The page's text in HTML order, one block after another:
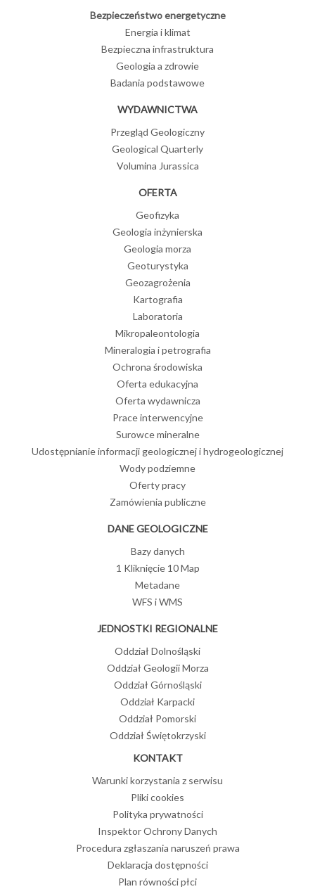
Bezpieczeństwo energetyczne
Energia i klimat
Bezpieczna infrastruktura
Geologia a zdrowie
Badania podstawowe
WYDAWNICTWA
Przegląd Geologiczny
Geological Quarterly
Volumina Jurassica
OFERTA
Geofizyka
Geologia inżynierska
Geologia morza
Geoturystyka
Geozagrożenia
Kartografia
Laboratoria
Mikropaleontologia
Mineralogia i petrografia
Ochrona środowiska
Oferta edukacyjna
Oferta wydawnicza
Prace interwencyjne
Surowce mineralne
Udostępnianie informacji geologicznej i hydrogeologicznej
Wody podziemne
Oferty pracy
Zamówienia publiczne
DANE GEOLOGICZNE
Bazy danych
1 Kliknięcie 10 Map
Metadane
WFS i WMS
JEDNOSTKI REGIONALNE
Oddział Dolnośląski
Oddział Geologii Morza
Oddział Górnośląski
Oddział Karpacki
Oddział Pomorski
Oddział Świętokrzyski
KONTAKT
Warunki korzystania z serwisu
Pliki cookies
Polityka prywatności
Inspektor Ochrony Danych
Procedura zgłaszania naruszeń prawa
Deklaracja dostępności
Plan równości płci